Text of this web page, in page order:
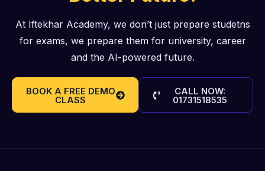
At Iftekhar Academy, we don’t just prepare studetns
for exams, we prepare them for university, career
and the AI-powered future.
BOOK A FREE DEMO
CLASS
CALL NOW:
01731518535